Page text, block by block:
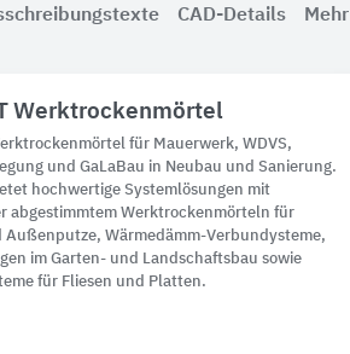
CAD-Details Mehr
Werktrockenmörtel
für Mauerwerk, WDVS,
und GaLaBau in Neubau und Sanierung.
hochwertige Systemlösungen mit
abgestimmtem Werktrockenmörteln für
Wärmedämm-Verbundysteme,
im Garten- und Landschaftsbau sowie
für Fliesen und Platten.